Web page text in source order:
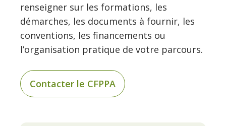
renseigner sur les formations, les
démarches, les documents à fournir, les
conventions, les financements ou
l’organisation pratique de votre parcours.
Contacter le CFPPA